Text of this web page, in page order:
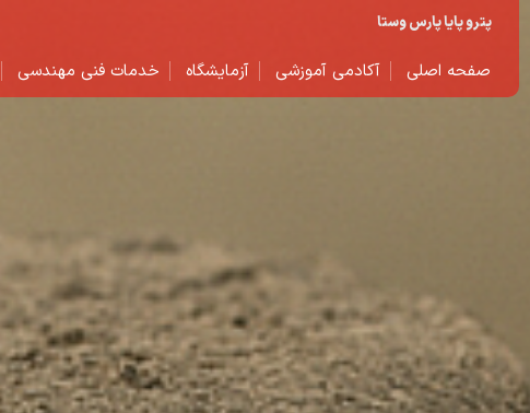
پترو پایا پارس وستا
صفحه اصلی آکادمی آموزشی آزمایشگاه خدمات فنی مهندسی